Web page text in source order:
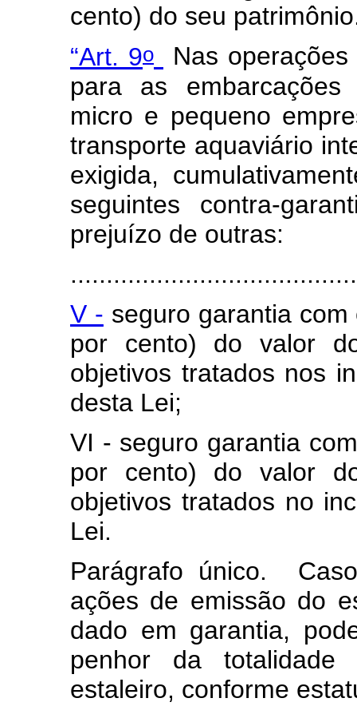
cento) do seu
“Art. 9o
Nas
para as
micro e pequeno
transporte aquaviário
exigida,
seguintes contra-
prejuízo de outras:
V - seguro garantia
por cento) do valor
objetivos tratados nos
desta Lei;
VI - seguro garantia
por cento) do valor
objetivos tratados no
Lei.
Parágrafo único.
ações de emissão do
dado em garantia,
penhor da
estaleiro, conforme